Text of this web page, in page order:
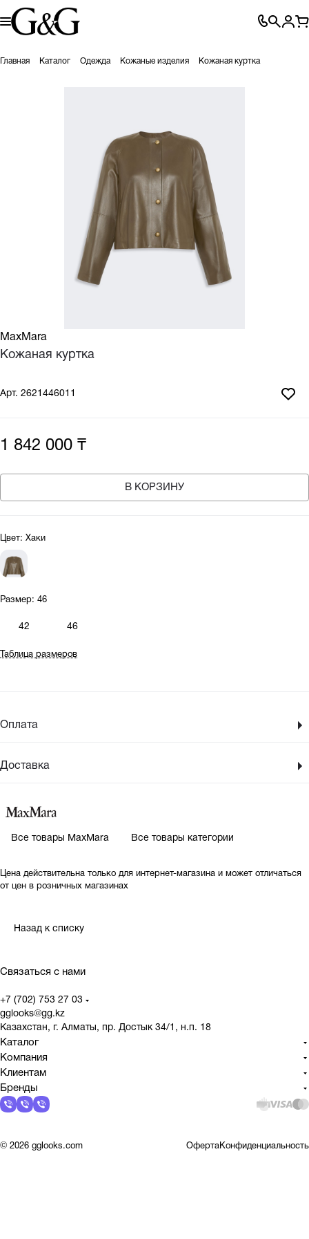
Главная Каталог Одежда Кожаные изделия Кожаная куртка
MaxMara
Кожаная куртка
Арт. 2621446011
1 842 000 ₸
В КОРЗИНУ
Цвет: Хаки
Размер: 46
42 46
Таблица размеров
Оплата
Доставка
Все товары MaxMara Все товары категории
Цена действительна только для интернет-магазина и может отличаться
от цен в розничных магазинах
Назад к списку
Связаться с нами
+7 (702) 753 27 03
gglooks@gg.kz
Казахстан, г. Алматы, пр. Достык 34/1, н.п. 18
Каталог
Компания
Клиентам
Бренды
© 2026 gglooks.com ОфертаКонфиденциальность